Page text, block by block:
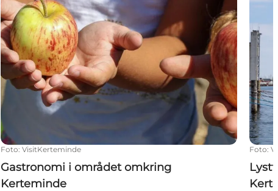
Foto: VisitKerteminde
Gastronomi i området omkring
Kerteminde
Foto: